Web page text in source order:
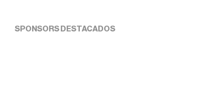
SPONSORS DESTACADOS